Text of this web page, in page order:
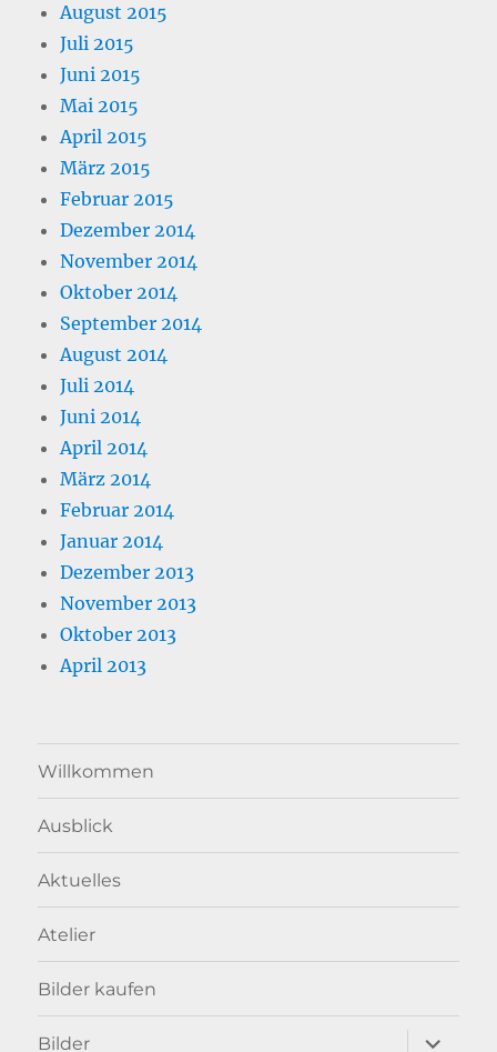
August 2015
Juli 2015
Juni 2015
Mai 2015
April 2015
März 2015
Februar 2015
Dezember 2014
November 2014
Oktober 2014
September 2014
August 2014
Juli 2014
Juni 2014
April 2014
März 2014
Februar 2014
Januar 2014
Dezember 2013
November 2013
Oktober 2013
April 2013
Willkommen
Ausblick
Aktuelles
Atelier
Bilder kaufen
Bilder